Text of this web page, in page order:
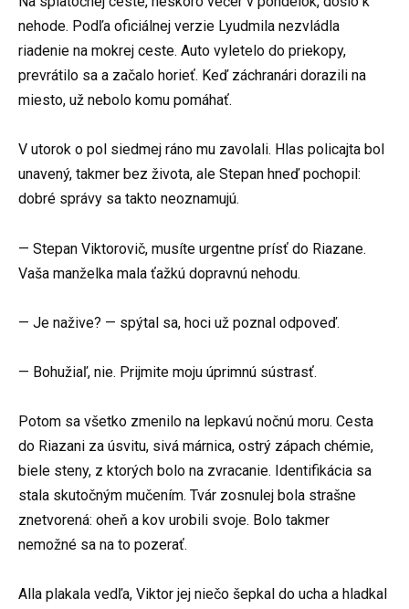
nehode. Podľa oficiálnej verzie Lyudmila nezvládla
riadenie na mokrej ceste. Auto vyletelo do priekopy,
prevrátilo sa a začalo horieť. Keď záchranári dorazili na
miesto, už nebolo komu pomáhať.
V utorok o pol siedmej ráno mu zavolali. Hlas policajta bol
unavený, takmer bez života, ale Stepan hneď pochopil:
dobré správy sa takto neoznamujú.
— Stepan Viktorovič, musíte urgentne prísť do Riazane.
Vaša manželka mala ťažkú dopravnú nehodu.
— Je nažive? — spýtal sa, hoci už poznal odpoveď.
— Bohužiaľ, nie. Prijmite moju úprimnú sústrasť.
Potom sa všetko zmenilo na lepkavú nočnú moru. Cesta
do Riazani za úsvitu, sivá márnica, ostrý zápach chémie,
biele steny, z ktorých bolo na zvracanie. Identifikácia sa
stala skutočným mučením. Tvár zosnulej bola strašne
znetvorená: oheň a kov urobili svoje. Bolo takmer
nemožné sa na to pozerať.
Alla plakala vedľa, Viktor jej niečo šepkal do ucha a hladkal